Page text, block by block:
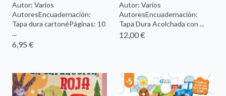
Autor: Varios
AutoresEncuadernación:
Tapa dura cartonéPáginas: 10
...
6,95 €
Autor: Varios
AutoresEncuadernación:
Tapa Dura Acolchada con ...
12,00 €